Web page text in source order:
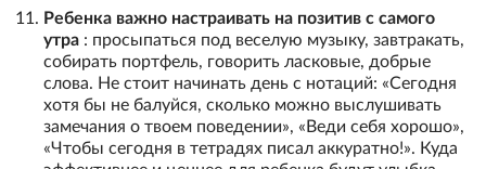
Ребенка важно настраивать на позитив с самого
утра : просыпаться под веселую музыку, завтракать,
собирать портфель, говорить ласковые, добрые
слова. Не стоит начинать день с нотаций: «Сегодня
хотя бы не балуйся, сколько можно выслушивать
замечания о твоем поведении», «Веди себя хорошо»,
«Чтобы сегодня в тетрадях писал аккуратно!». Куда